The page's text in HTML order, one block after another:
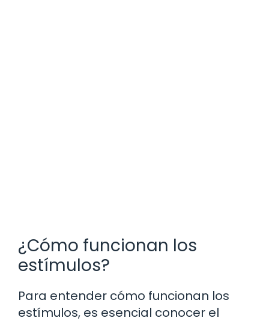
¿Cómo funcionan los
estímulos?
Para entender cómo funcionan los
estímulos, es esencial conocer el